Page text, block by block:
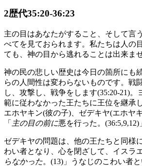
2歴代35:20-36:23
主の目はあなたがすること、そして言
べてを見ておられます。私たちは人の
ても、神の目から逃れることは出来ませ
神の民の悲しい歴史は今日の箇所にも
らの人間性は変わらないものです。戦
し、攻撃し、戦争をします(35:20-21)。
範に従わなかった王たちに王位を継承
エホヤキン(彼の子)、ゼデキヤ(エホヤ
「 主の目の前に悪を行った。(36:5,9,12)
ゼデキヤの問題は、他の王たちと同様
わい者となり、心を閉ざして、イスラ
らなかった。(13)」うなじのこわい者